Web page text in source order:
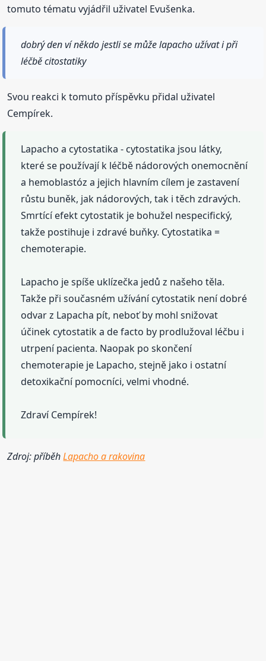
tomuto tématu vyjádřil uživatel Evušenka.
dobrý den ví někdo jestli se může lapacho užívat i při
léčbě citostatiky
Svou reakci k tomuto příspěvku přidal uživatel
Cempírek.
Lapacho a cytostatika - cytostatika jsou látky,
které se používají k léčbě nádorových onemocnění
a hemoblastóz a jejich hlavním cílem je zastavení
růstu buněk, jak nádorových, tak i těch zdravých.
Smrtící efekt cytostatik je bohužel nespecifický,
takže postihuje i zdravé buňky. Cytostatika =
chemoterapie.
Lapacho je spíše uklízečka jedů z našeho těla.
Takže při současném užívání cytostatik není dobré
odvar z Lapacha pít, neboť by mohl snižovat
účinek cytostatik a de facto by prodlužoval léčbu i
utrpení pacienta. Naopak po skončení
chemoterapie je Lapacho, stejně jako i ostatní
detoxikační pomocníci, velmi vhodné.
Zdraví Cempírek!
Zdroj: příběhLapacho a rakovina